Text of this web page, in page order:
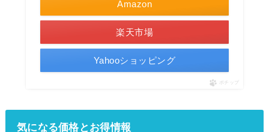
Amazon
楽天市場
Yahooショッピング
ポチップ
気になる価格とお得情報